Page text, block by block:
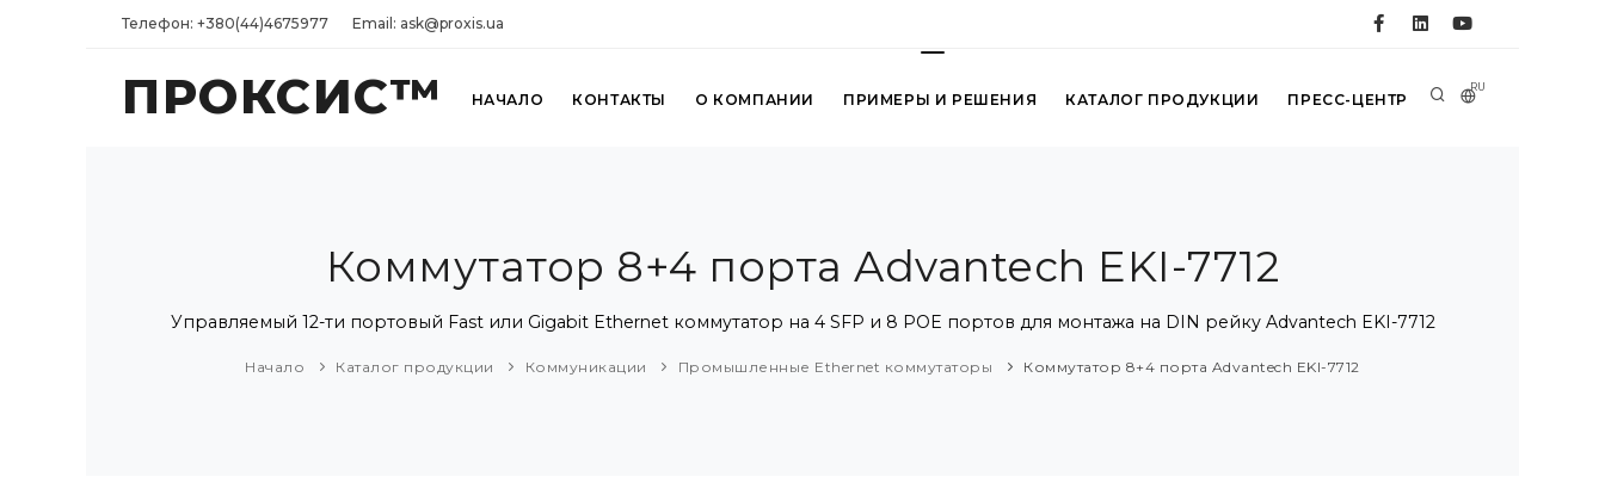
Телефон: +380(44)4675977 Email: ask@proxis.ua
ПРОКСИС™ RU
НАЧАЛО КОНТАКТЫ О КОМПАНИИ ПРИМЕРЫ И РЕШЕНИЯ КАТАЛОГ ПРОДУКЦИИ ПРЕСС-ЦЕНТР
Коммутатор 8+4 порта Advantech EKI-7712
Управляемый 12-ти портовый Fast или Gigabit Ethernet коммутатор на 4 SFP и 8 POE портов для монтажа на DIN рейку Advantech EKI-7712
Начало Каталог продукции Коммуникации Промышленные Ethernet коммутаторы Коммутатор 8+4 порта Advantech EKI-7712